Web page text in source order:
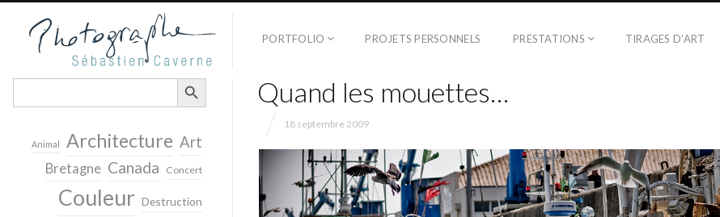
PORTFOLIO PROJETS PERSONNELS PRESTATIONS TIRAGES D’ART
Quand les mouettes…
18 septembre 2009
Search
SEARCH BUTTON
Animal Architecture Art
Bretagne Canada Concert
Couleur Destruction